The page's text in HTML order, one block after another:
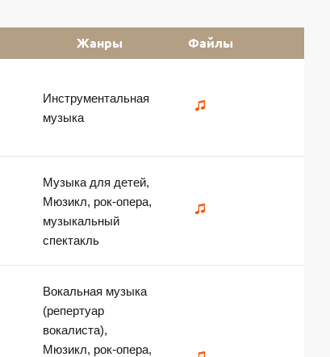
Жанры Файлы
Инструментальная
музыка
Музыка для детей,
Мюзикл, рок-опера,
музыкальный
спектакль
Вокальная музыка
(репертуар
вокалиста),
Мюзикл, рок-опера,